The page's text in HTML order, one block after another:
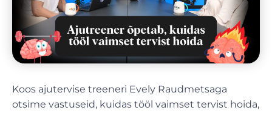
Koos ajutervise treeneri Evely Raudmetsaga
otsime vastuseid, kuidas tööl vaimset tervist hoida,